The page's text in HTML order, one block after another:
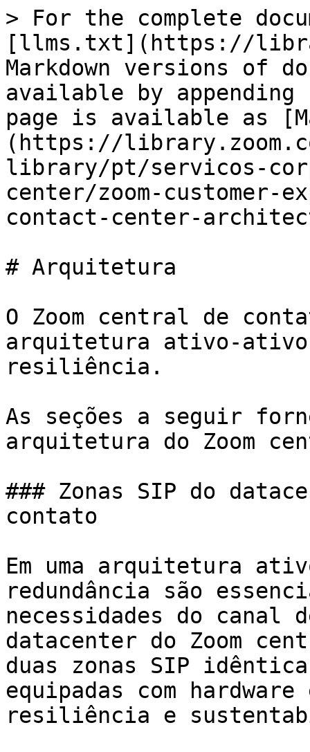
> For the complete
[llms.txt](https://
Markdown versions of
available by
page is available as
(https://
library/pt/servicos-
center/zoom-customer-
contact-center-
# Arquitetura
O Zoom central de
arquitetura ativo-
resiliência.
As seções a seguir
arquitetura do Zoom
### Zonas SIP do
contato
Em uma arquitetura
redundância são
necessidades do
datacenter do Zoom
duas zonas SIP
equipadas com
resiliência e